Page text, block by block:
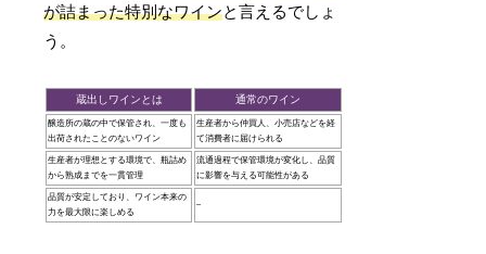
が詰まった特別なワインと言えるでしょ
う。
蔵出しワインとは 通常のワイン
醸造所の蔵の中で保管され、一度も
出荷されたことのないワイン
生産者から仲買人、小売店などを経
て消費者に届けられる
生産者が理想とする環境で、瓶詰め
から熟成までを一貫管理
流通過程で保管環境が変化し、品質
に影響を与える可能性がある
品質が安定しており、ワイン本来の
力を最大限に楽しめる
–